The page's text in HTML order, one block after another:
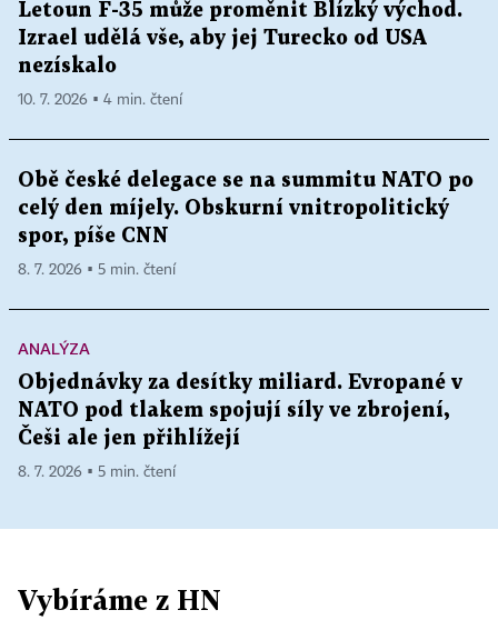
Letoun F-35 může proměnit Blízký východ.
Izrael udělá vše, aby jej Turecko od USA
nezískalo
10. 7. 2026 ▪ 4 min. čtení
Obě české delegace se na summitu NATO po
celý den míjely. Obskurní vnitropolitický
spor, píše CNN
8. 7. 2026 ▪ 5 min. čtení
ANALÝZA
Objednávky za desítky miliard. Evropané v
NATO pod tlakem spojují síly ve zbrojení,
Češi ale jen přihlížejí
8. 7. 2026 ▪ 5 min. čtení
Vybíráme z HN